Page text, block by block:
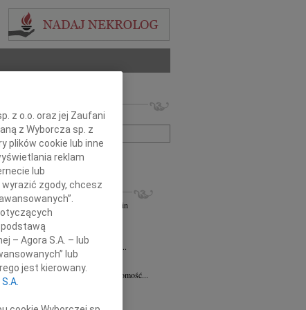
lub numer ogłoszenia:
+ szukanie zaawansowane
Szpaczyńska 29.07.2026
Szczecin
smutkiem i żalem przyjąłem...
Szczecin
Joannie Martyniuk-Plasze wyrazy...
Ciupak
08.07.2026
smutkiem i żalem przyjąłem wiadomość...
Pietrzak
smutkiem i żalem przyjąłem...
z o.o. oraz jej Zaufani
z Wyborcza sp. z
plików cookie lub inne
reklam
lub
zgody, chcesz
podstawą
– Agora S.A. – lub
lub
jest kierowany.